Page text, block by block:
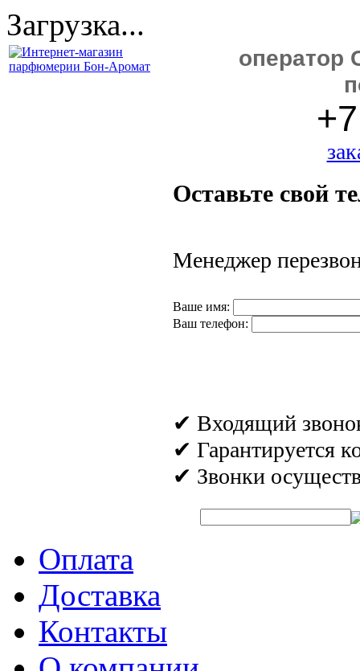
Загрузка...
оператор
Оставьте свой
Менеджер
Ваше имя:
Ваш телефон:
✔ Входящий
✔ Гарантируется
✔ Звонки
Оплата
Доставка
Контакты